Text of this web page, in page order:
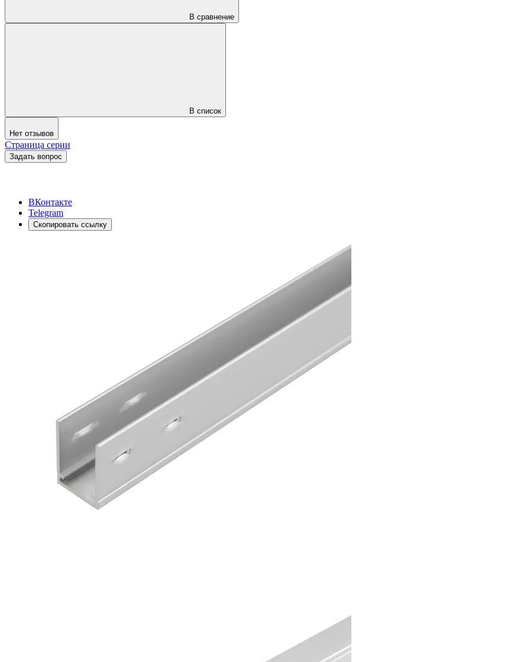
В сравнение
В список
Нет отзывов
Страница серии
Задать вопрос
ВКонтакте
Telegram
Скопировать ссылку